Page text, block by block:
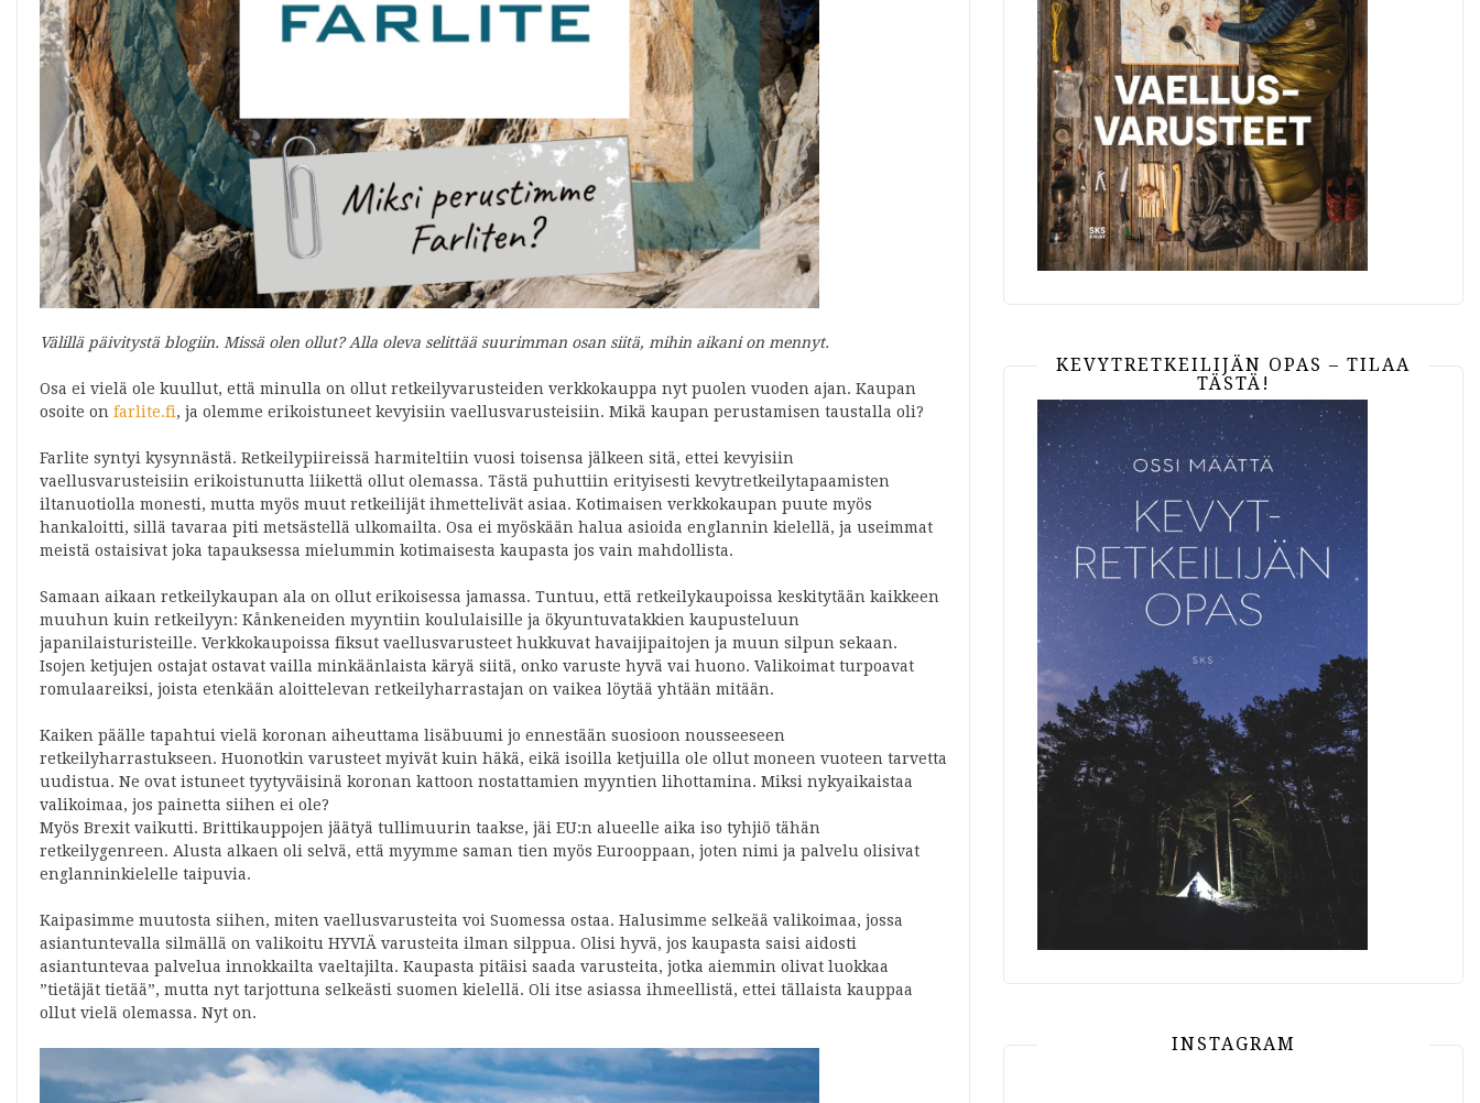
Välillä päivitystä blogiin. Missä olen ollut? Alla oleva selittää suurimman osan siitä, mihin aikani on mennyt.
Osa ei vielä ole kuullut, että minulla on ollut retkeilyvarusteiden verkkokauppa nyt puolen vuoden ajan. Kaupan
osoite on farlite.fi, ja olemme erikoistuneet kevyisiin vaellusvarusteisiin. Mikä kaupan perustamisen taustalla oli?
Farlite syntyi kysynnästä. Retkeilypiireissä harmiteltiin vuosi toisensa jälkeen sitä, ettei kevyisiin
vaellusvarusteisiin erikoistunutta liikettä ollut olemassa. Tästä puhuttiin erityisesti kevytretkeilytapaamisten
iltanuotiolla monesti, mutta myös muut retkeilijät ihmettelivät asiaa. Kotimaisen verkkokaupan puute myös
hankaloitti, sillä tavaraa piti metsästellä ulkomailta. Osa ei myöskään halua asioida englannin kielellä, ja useimmat
meistä ostaisivat joka tapauksessa mielummin kotimaisesta kaupasta jos vain mahdollista.
Samaan aikaan retkeilykaupan ala on ollut erikoisessa jamassa. Tuntuu, että retkeilykaupoissa keskitytään kaikkeen
muuhun kuin retkeilyyn: Kånkeneiden myyntiin koululaisille ja ökyuntuvatakkien kaupusteluun
japanilaisturisteille. Verkkokaupoissa fiksut vaellusvarusteet hukkuvat havaijipaitojen ja muun silpun sekaan.
Isojen ketjujen ostajat ostavat vailla minkäänlaista käryä siitä, onko varuste hyvä vai huono. Valikoimat turpoavat
romulaareiksi, joista etenkään aloittelevan retkeilyharrastajan on vaikea löytää yhtään mitään.
Kaiken päälle tapahtui vielä koronan aiheuttama lisäbuumi jo ennestään suosioon nousseeseen
retkeilyharrastukseen. Huonotkin varusteet myivät kuin häkä, eikä isoilla ketjuilla ole ollut moneen vuoteen tarvetta
uudistua. Ne ovat istuneet tyytyväisinä koronan kattoon nostattamien myyntien lihottamina. Miksi nykyaikaistaa
valikoimaa, jos painetta siihen ei ole?
Myös Brexit vaikutti. Brittikauppojen jäätyä tullimuurin taakse, jäi EU:n alueelle aika iso tyhjiö tähän
retkeilygenreen. Alusta alkaen oli selvä, että myymme saman tien myös Eurooppaan, joten nimi ja palvelu olisivat
englanninkielelle taipuvia.
Kaipasimme muutosta siihen, miten vaellusvarusteita voi Suomessa ostaa. Halusimme selkeää valikoimaa, jossa
asiantuntevalla silmällä on valikoitu HYVIÄ varusteita ilman silppua. Olisi hyvä, jos kaupasta saisi aidosti
asiantuntevaa palvelua innokkailta vaeltajilta. Kaupasta pitäisi saada varusteita, jotka aiemmin olivat luokkaa
”tietäjät tietää”, mutta nyt tarjottuna selkeästi suomen kielellä. Oli itse asiassa ihmeellistä, ettei tällaista kauppaa
ollut vielä olemassa. Nyt on.
KEVYTRETKEILIJÄN OPAS – TILAA
TÄSTÄ!
INSTAGRAM